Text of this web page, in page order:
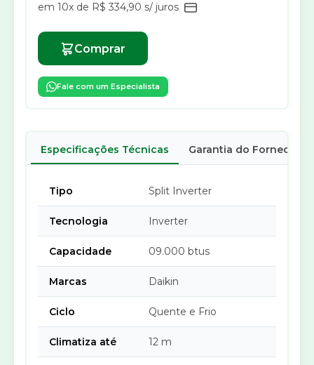
em 10x de R$ 334,90 s/ juros
Comprar
Fale com um Especialista
Especificações Técnicas Garantia do Fornecedor
Tipo Split Inverter
Tecnologia Inverter
Capacidade 09.000 btus
Marcas Daikin
Ciclo Quente e Frio
Climatiza até 12 m